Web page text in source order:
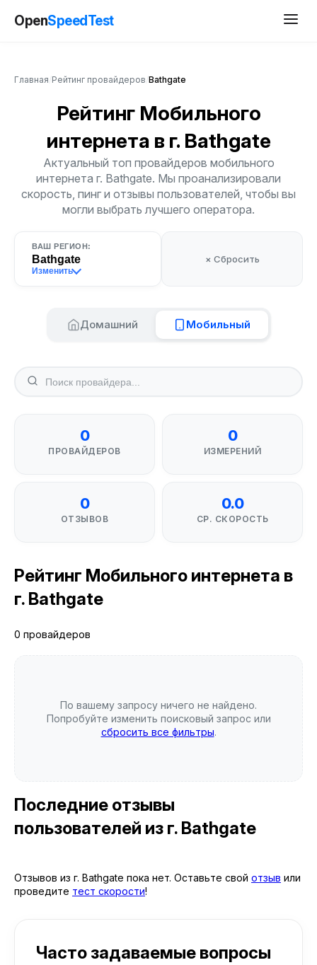
OpenSpeedTest
Главная Рейтинг провайдеров Bathgate
Рейтинг Мобильного
интернета в г. Bathgate
Актуальный топ провайдеров мобильного
интернета г. Bathgate. Мы проанализировали
скорость, пинг и отзывы пользователей, чтобы вы
могли выбрать лучшего оператора.
ВАШ РЕГИОН:
Bathgate
Изменить
× Сбросить
Домашний Мобильный
0
ПРОВАЙДЕРОВ
0
ИЗМЕРЕНИЙ
0
ОТЗЫВОВ
0.0
СР. СКОРОСТЬ
Рейтинг Мобильного интернета в
г. Bathgate
0 провайдеров
По вашему запросу ничего не найдено.
Попробуйте изменить поисковый запрос или
сбросить все фильтры.
Последние отзывы
пользователей из г. Bathgate
Отзывов из г. Bathgate пока нет. Оставьте свой отзыв или
проведите тест скорости!
Часто задаваемые вопросы